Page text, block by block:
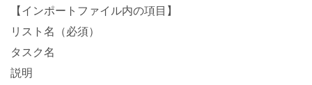
【インポートファイル内の項目】
リスト名 （必須）
タスク名
説明